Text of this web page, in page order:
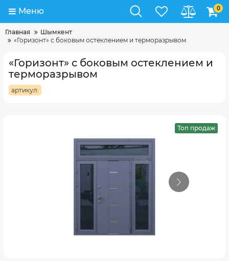
Меню 0
Главная
Шымкент
«Горизонт» с боковым остеклением и терморазрывом
«Горизонт» с боковым остеклением и
терморазрывом
артикул:
Топ продаж